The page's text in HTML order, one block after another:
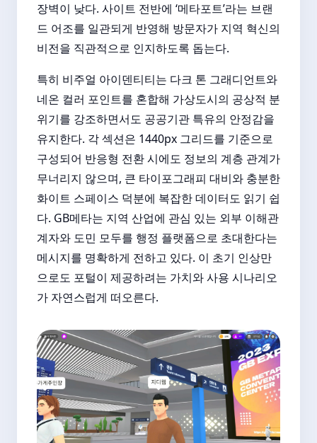
장벽이 낮다. 사이트 전반에 ‘메타포트’라는 브랜
드 어조를 일관되게 반영해 방문자가 지역 혁신의
비전을 직관적으로 인지하도록 돕는다.
특히 비주얼 아이덴티티는 다크 톤 그래디언트와
네온 컬러 포인트를 혼합해 가상도시의 공상적 분
위기를 강조하면서도 공공기관 특유의 안정감을
유지한다. 각 섹션은 1440px 그리드를 기준으로
구성되어 반응형 전환 시에도 정보의 계층 관계가
무너리지 않으며, 큰 타이포그래피 대비와 충분한
화이트 스페이스 덕분에 복잡한 데이터도 읽기 쉽
다. GB메타는 지역 산업에 관심 있는 외부 이해관
계자와 도민 모두를 행정 플랫폼으로 초대한다는
메시지를 명확하게 전하고 있다. 이 초기 인상만
으로도 포털이 제공하려는 가치와 사용 시나리오
가 자연스럽게 떠오른다.